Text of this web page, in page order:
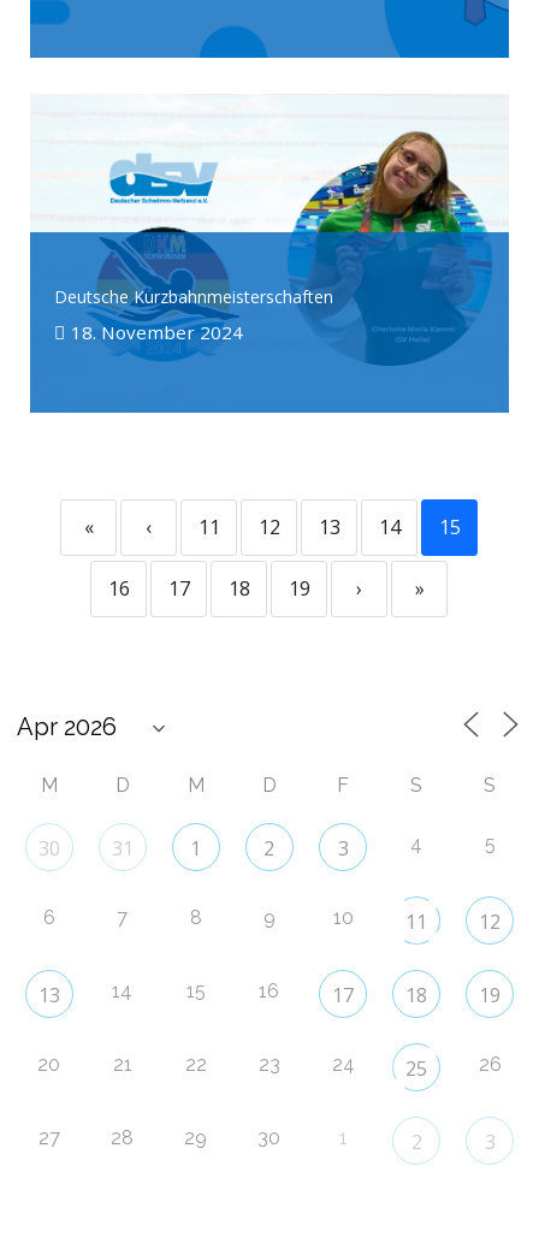
Deutsche Kurzbahnmeisterschaften
18. November 2024
« ‹ 11 12 13 14 15
16 17 18 19 › »
M D M D F S S
30 31 1 2 3 4 5
6 7 8 9 10 11 12
13 14 15 16 17 18 19
20 21 22 23 24 25 26
27 28 29 30 1 2 3